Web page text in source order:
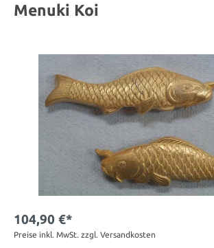
Menuki Koi
104,90 €*
Preise inkl. MwSt. zzgl. Versandkosten